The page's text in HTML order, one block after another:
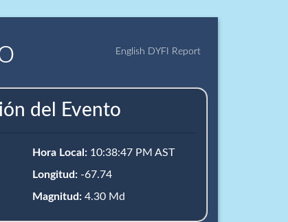
English DYFI Report
del Evento
Hora Local: 10:38:47 PM AST
Longitud: -67.74
Magnitud: 4.30 Md